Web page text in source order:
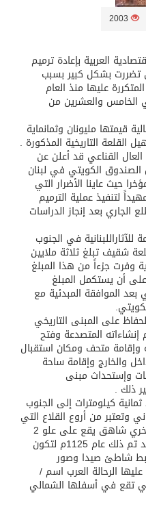
2003
العربية بإعادة ترميم
تضررت بشكل كبير بسبب
عليها منذ العام
الخامس والعشرين من
قيمتها مليونان وثمانماية
القلعة التاريخية المذكورة .
القناعي قد أعلن عن
الصندوق الكويتي في لبنان
حيث عاينا الأضرار التي
لتنفيذ عملية الترميم
الجاري بعد إنجاز الدراسات
في الجنوب
شقيف تبلغ ثلاثة ملايين
وفرت جزءاً من هذا المبلغ
أن يستكمل المبلغ
الموافقة المبدئية مع
على المبنى التاريخي
إنشاءاته المتصدعة وفتح
وإقامة متحف ومكان استقبال
والخارج وإقامة ساحة
وإستحداث مبنى
ذلك .
كيلومترات إلى الجنوب
وتعتبر من أروع القلاع التي
بناها الصليبيون في أعلى منحدر صخري شاهق يقع على علو 2
كيلومتر من مجرى نهر الليطاني وقد تم ذلك عام 1125م لتكون
شاطئ صيدا وصور
الرحالة العرب اسم /
تقع في أسفلها الشمالي